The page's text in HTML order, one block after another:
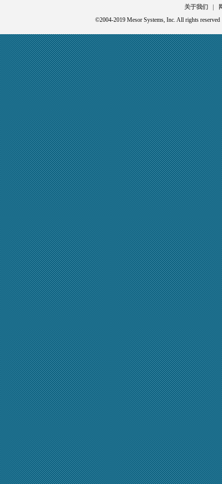
关于我们
©2004-2019 Mesor Systems, Inc. All rights